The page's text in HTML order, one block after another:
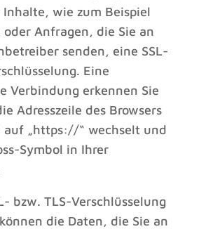
wie zum Beispiel
Anfragen, die Sie an
senden, eine SSL-
Eine
Verbindung erkennen Sie
Adresszeile des Browsers
„https://“ wechselt und
Symbol in Ihrer
bzw. TLS-Verschlüsselung
die Daten, die Sie an